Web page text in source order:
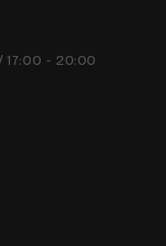
17:00 - 20:00